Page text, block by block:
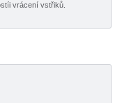
vrácení vstřiků.